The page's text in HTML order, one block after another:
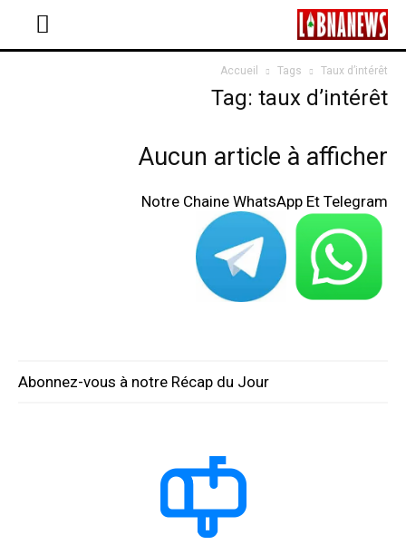
Accueil Tags Taux d’intérêt
Tag: taux d’intérêt
Aucun article à afficher
Notre Chaine WhatsApp Et Telegram
Abonnez-vous à notre Récap du Jour